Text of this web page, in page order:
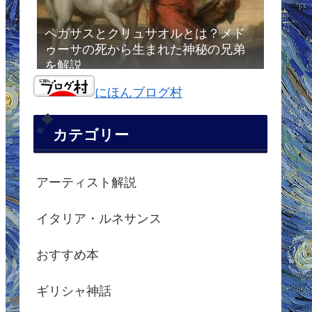
ペガサスとクリュサオルとは？メド
ゥーサの死から生まれた神秘の兄弟
を解説
にほんブログ村
カテゴリー
アーティスト解説
イタリア・ルネサンス
おすすめ本
ギリシャ神話